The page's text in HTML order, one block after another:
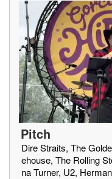
Pitch
Dire Straits, The
ehouse, The Rolling
na Turner, U2,